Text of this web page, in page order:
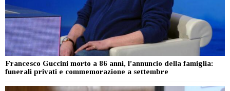
Francesco Guccini morto a 86 anni, l’annuncio della famiglia:
funerali privati e commemorazione a settembre